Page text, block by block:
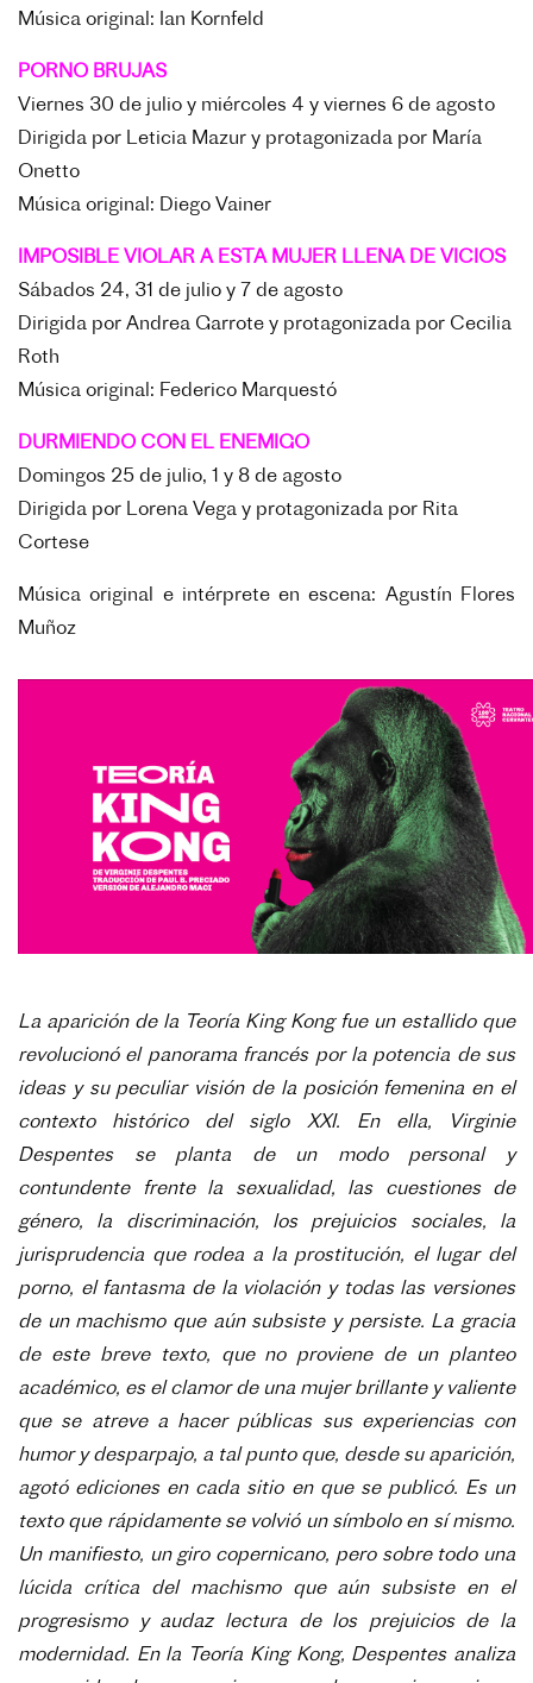
Música original: Ian Kornfeld
PORNO BRUJAS
Viernes 30 de julio y miércoles 4 y viernes 6 de agosto
Dirigida por Leticia Mazur y protagonizada por María
Onetto
Música original: Diego Vainer
IMPOSIBLE VIOLAR A ESTA MUJER LLENA DE VICIOS
Sábados 24, 31 de julio y 7 de agosto
Dirigida por Andrea Garrote y protagonizada por Cecilia
Roth
Música original: Federico Marquestó
DURMIENDO CON EL ENEMIGO
Domingos 25 de julio, 1 y 8 de agosto
Dirigida por Lorena Vega y protagonizada por Rita
Cortese
Música original e intérprete en escena: Agustín Flores
Muñoz
La aparición de la Teoría King Kong fue un estallido que
revolucionó el panorama francés por la potencia de sus
ideas y su peculiar visión de la posición femenina en el
contexto histórico del siglo XXI. En ella, Virginie
Despentes se planta de un modo personal y
contundente frente la sexualidad, las cuestiones de
género, la discriminación, los prejuicios sociales, la
jurisprudencia que rodea a la prostitución, el lugar del
porno, el fantasma de la violación y todas las versiones
de un machismo que aún subsiste y persiste. La gracia
de este breve texto, que no proviene de un planteo
académico, es el clamor de una mujer brillante y valiente
que se atreve a hacer públicas sus experiencias con
humor y desparpajo, a tal punto que, desde su aparición,
agotó ediciones en cada sitio en que se publicó. Es un
texto que rápidamente se volvió un símbolo en sí mismo.
Un manifiesto, un giro copernicano, pero sobre todo una
lúcida crítica del machismo que aún subsiste en el
progresismo y audaz lectura de los prejuicios de la
modernidad. En la Teoría King Kong, Despentes analiza